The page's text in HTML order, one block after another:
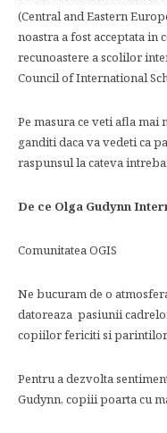
(Central and Eastern
noastra a fost acceptata in
recunoastere a scolilor
Council of International
Pe masura ce veti afla mai
ganditi daca va vedeti ca
raspunsul la cateva
De ce Olga Gudynn
Comunitatea OGIS
Ne bucuram de o
datoreaza pasiunii
copiilor fericiti si parintilor
Pentru a dezvolta
Gudynn, copiii poarta cu